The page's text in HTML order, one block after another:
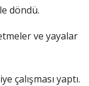
döndü.
ve yayalar
çalışması yaptı.